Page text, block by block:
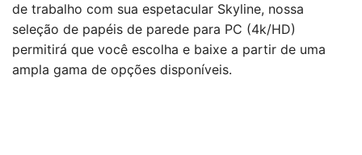
de trabalho com sua espetacular Skyline, nossa
seleção de papéis de parede para PC (4k/HD)
permitirá que você escolha e baixe a partir de uma
ampla gama de opções disponíveis.